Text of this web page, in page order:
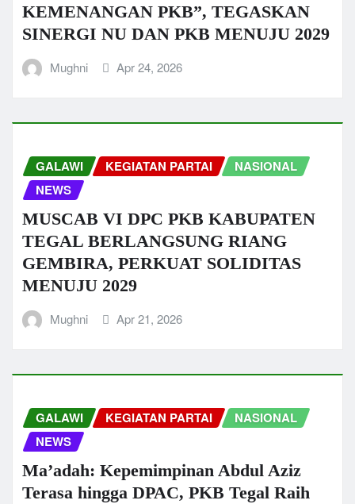
KEMENANGAN PKB”, TEGASKAN
SINERGI NU DAN PKB MENUJU 2029
Mughni Apr 24, 2026
GALAWI KEGIATAN PARTAI
NASIONAL
NEWS
MUSCAB VI DPC PKB KABUPATEN
TEGAL BERLANGSUNG RIANG
GEMBIRA, PERKUAT SOLIDITAS
MENUJU 2029
Mughni Apr 21, 2026
GALAWI KEGIATAN PARTAI
NASIONAL
NEWS
Ma’adah: Kepemimpinan Abdul Aziz
Terasa hingga DPAC, PKB Tegal Raih